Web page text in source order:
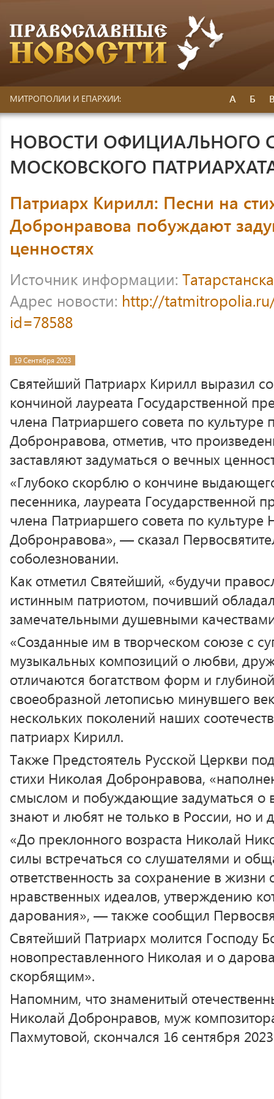
МИТРОПОЛИИ И ЕПАРХИИ: А Б
НОВОСТИ ОФИЦИАЛЬНОГО
МОСКОВСКОГО
Патриарх Кирилл: Песни на
Добронравова побуждают
ценностях
Источник информации:
Адрес новости: http://
id=78588
19 Сентября 2023
Святейший Патриарх Кирилл выразил
кончиной лауреата Государственной
члена Патриаршего совета по культуре
Добронравова, отметив, что
заставляют задуматься о вечных
«Глубоко скорблю о кончине
песенника, лауреата Государственной
члена Патриаршего совета по культуре
Добронравова», — сказал
соболезновании.
Как отметил Святейший, «будучи
истинным патриотом, почивший
замечательными душевными
«Созданные им в творческом союзе с
музыкальных композиций о любви,
отличаются богатством форм и
своеобразной летописью минувшего
нескольких поколений наших
патриарх Кирилл.
Также Предстоятель Русской Церкви
стихи Николая Добронравова,
смыслом и побуждающие задуматься о
знают и любят не только в России, но и
«До преклонного возраста Николай
силы встречаться со слушателями и
ответственность за сохранение в
нравственных идеалов, утверждению
дарования», — также сообщил
Святейший Патриарх молится Господу
новопреставленного Николая и о
скорбящим».
Напомним, что знаменитый
Николай Добронравов, муж
Пахмутовой, скончался 16 сентября